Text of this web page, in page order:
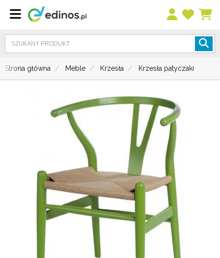
Strona główna Meble Krzesła Krzesła patyczaki